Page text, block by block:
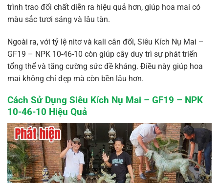
trình trao đổi chất diễn ra hiệu quả hơn, giúp hoa mai có
màu sắc tươi sáng và lâu tàn.
Ngoài ra, với tỷ lệ nitơ và kali cân đối, Siêu Kích Nụ Mai –
GF19 – NPK 10-46-10 còn giúp cây duy trì sự phát triển
tổng thể và tăng cường sức đề kháng. Điều này giúp hoa
mai không chỉ đẹp mà còn bền lâu hơn.
Cách Sử Dụng Siêu Kích Nụ Mai – GF19 – NPK
10-46-10 Hiệu Quả